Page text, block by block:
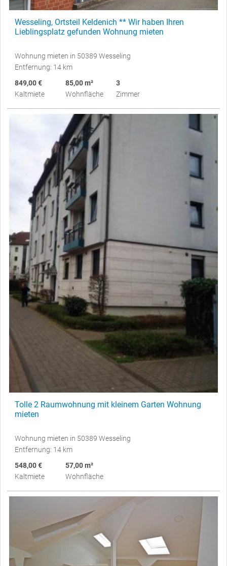
Wesseling, Ortsteil Keldenich ** Wir haben Ihren
Lieblingsplatz gefunden Wohnung mieten
Wohnung mieten in 50389 Wesseling
Entfernung: 14 km
849,00 €
Kaltmiete
85,00 m²
Wohnfläche
3
Zimmer
Tolle 2 Raumwohnung mit kleinem Garten Wohnung
mieten
Wohnung mieten in 50389 Wesseling
Entfernung: 14 km
548,00 €
Kaltmiete
57,00 m²
Wohnfläche